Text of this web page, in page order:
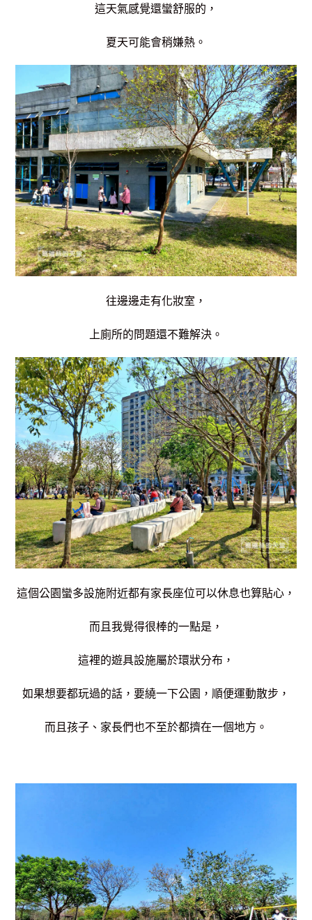
這天氣感覺還蠻舒服的，
夏天可能會稍嫌熱。
往邊邊走有化妝室，
上廁所的問題還不難解決。
這個公園蠻多設施附近都有家長座位可以休息也算貼心，
而且我覺得很棒的一點是，
這裡的遊具設施屬於環狀分布，
如果想要都玩過的話，要繞一下公園，順便運動散步，
而且孩子、家長們也不至於都擠在一個地方。